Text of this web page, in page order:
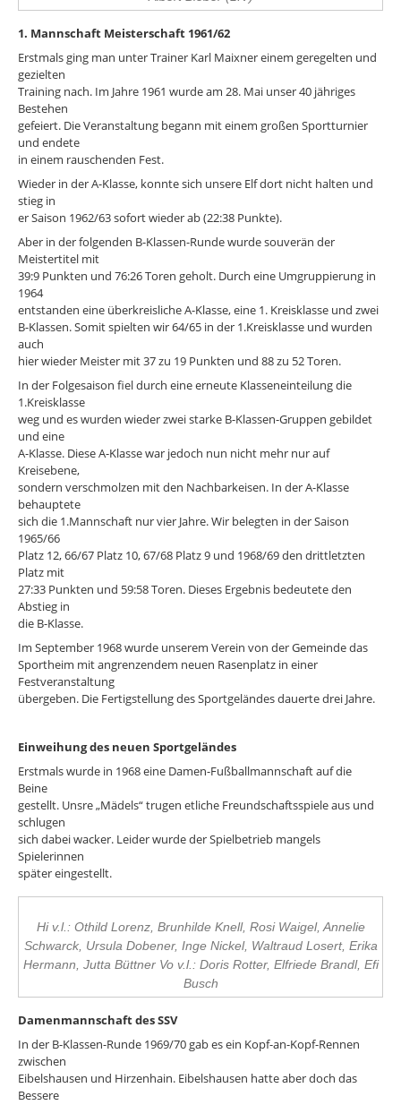
1. Mannschaft Meisterschaft 1961/62
Erstmals ging man unter Trainer Karl Maixner einem geregelten und
gezielten
Training nach. Im Jahre 1961 wurde am 28. Mai unser 40 jähriges
Bestehen
gefeiert. Die Veranstaltung begann mit einem großen Sportturnier
und endete
in einem rauschenden Fest.
Wieder in der A-Klasse, konnte sich unsere Elf dort nicht halten und
stieg in
er Saison 1962/63 sofort wieder ab (22:38 Punkte).
Aber in der folgenden B-Klassen-Runde wurde souverän der
Meistertitel mit
39:9 Punkten und 76:26 Toren geholt. Durch eine Umgruppierung in
1964
entstanden eine überkreisliche A-Klasse, eine 1. Kreisklasse und zwei
B-Klassen. Somit spielten wir 64/65 in der 1.Kreisklasse und wurden
auch
hier wieder Meister mit 37 zu 19 Punkten und 88 zu 52 Toren.
In der Folgesaison fiel durch eine erneute Klasseneinteilung die
1.Kreisklasse
weg und es wurden wieder zwei starke B-Klassen-Gruppen gebildet
und eine
A-Klasse. Diese A-Klasse war jedoch nun nicht mehr nur auf
Kreisebene,
sondern verschmolzen mit den Nachbarkeisen. In der A-Klasse
behauptete
sich die 1.Mannschaft nur vier Jahre. Wir belegten in der Saison
1965/66
Platz 12, 66/67 Platz 10, 67/68 Platz 9 und 1968/69 den drittletzten
Platz mit
27:33 Punkten und 59:58 Toren. Dieses Ergebnis bedeutete den
Abstieg in
die B-Klasse.
Im September 1968 wurde unserem Verein von der Gemeinde das
Sportheim mit angrenzendem neuen Rasenplatz in einer
Festveranstaltung
übergeben. Die Fertigstellung des Sportgeländes dauerte drei Jahre.
Einweihung des neuen Sportgeländes
Erstmals wurde in 1968 eine Damen-Fußballmannschaft auf die
Beine
gestellt. Unsre „Mädels“ trugen etliche Freundschaftsspiele aus und
schlugen
sich dabei wacker. Leider wurde der Spielbetrieb mangels
Spielerinnen
später eingestellt.
Hi v.l.: Othild Lorenz, Brunhilde Knell, Rosi Waigel, Annelie
Schwarck, Ursula Dobener, Inge Nickel, Waltraud Losert, Erika
Hermann, Jutta Büttner Vo v.l.: Doris Rotter, Elfriede Brandl, Efi
Busch
Damenmannschaft des SSV
In der B-Klassen-Runde 1969/70 gab es ein Kopf-an-Kopf-Rennen
zwischen
Eibelshausen und Hirzenhain. Eibelshausen hatte aber doch das
Bessere